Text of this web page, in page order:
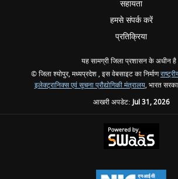
सहायता
हमसे संपर्क करें
प्रतिक्रिया
यह सामग्री जिला प्रशासन के अधीन
© जिला श्योपुर, मध्यप्रदेश , इस वेबसाइट का निर्माण
इलेक्ट्रानिक्स एवं सूचना प्रौद्योगिकी मंत्रालय, भारत
आखरी अपडेट:Jul 31, 2026